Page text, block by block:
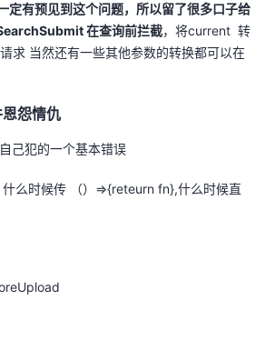
定有预见到这个问题，所以留了很多口子给
在查询前拦截，将current 转
求 当然还有一些其他参数的转换都可以在
怨情仇
己犯的一个基本错误
么时候传 （）=>{reteurn fn},什么时候直